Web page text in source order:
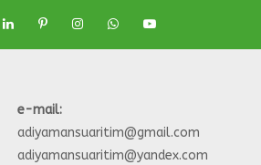
e-mail:
adiyamansuaritim@gmail.com
adiyamansuaritim@yandex.com